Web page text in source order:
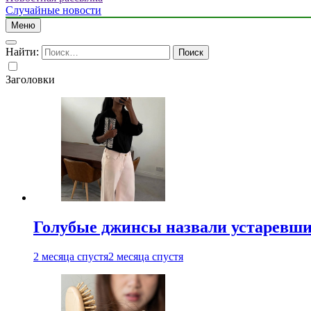
Случайные новости
Меню
Найти:
Заголовки
Голубые джинсы назвали
2 месяца спустя2 месяца спустя